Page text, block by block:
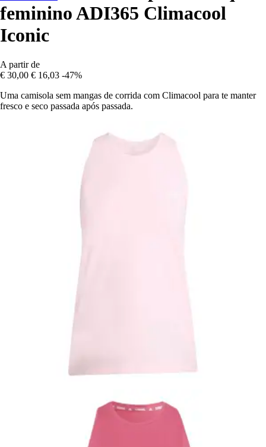
feminino ADI365 Climacool
Iconic
A partir de
€ 30,00 € 16,03 -47%
Uma camisola sem mangas de corrida com Climacool para te manter
fresco e seco passada após passada.